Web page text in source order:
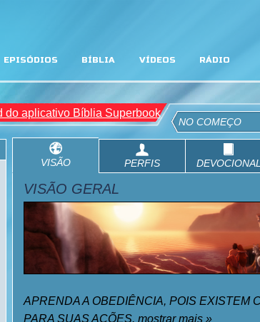
EPISÓDIOS BÍBLIA VÍDEOS RÁDIO